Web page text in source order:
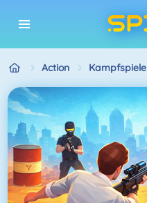
Action Kampfspiele